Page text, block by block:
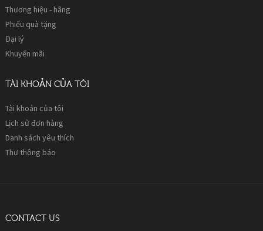
Thương hiệu - hãng
Phiếu quà tặng
Đại lý
Khuyến mãi
TÀI KHOẢN CỦA TÔI
Tài khoản của tôi
Lịch sử đơn hàng
Danh sách yêu thích
Thư thông báo
CONTACT US